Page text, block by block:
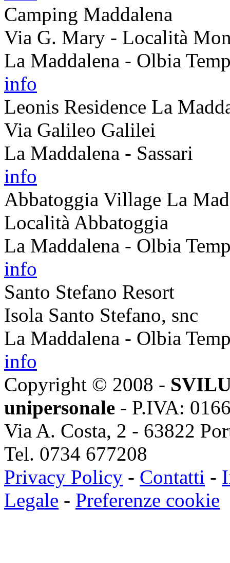
Camping Maddalena
Via G. Mary - Località
La Maddalena - Olbia
info
Leonis Residence La
Via Galileo Galilei
La Maddalena - Sassari
info
Abbatoggia Village La
Località Abbatoggia
La Maddalena - Olbia
info
Santo Stefano Resort
Isola Santo Stefano, snc
La Maddalena - Olbia
info
Copyright © 2008 -
unipersonale - P.IVA:
Via A. Costa, 2 - 63822
Tel. 0734 677208
Privacy Policy - Contatti -
Legale - Preferenze cookie